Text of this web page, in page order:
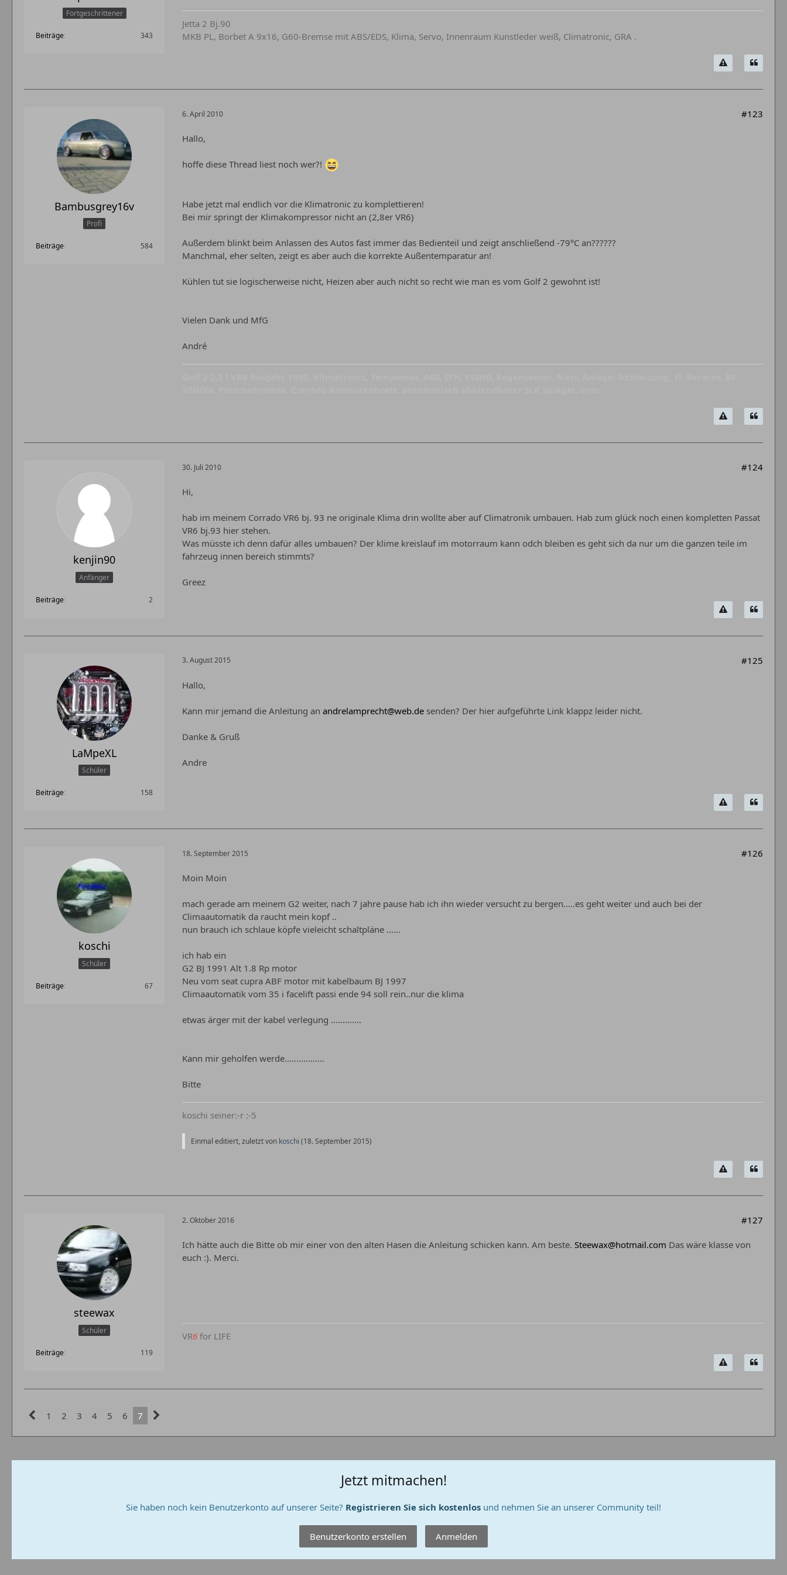
Fortgeschrittener
Beiträge 343
Jetta 2 Bj.90
MKB PL, Borbet A 9x16, G60-Bremse mit ABS/EDS, Klima, Servo, Innenraum Kunstleder weiß, Climatronic, GRA .
Bambusgrey16v
Profi
Beiträge 584
6. April 2010 #123
Hallo,
hoffe diese Thread liest noch wer?!
Habe jetzt mal endlich vor die Klimatronic zu komplettieren!
Bei mir springt der Klimakompressor nicht an (2,8er VR6)
Außerdem blinkt beim Anlassen des Autos fast immer das Bedienteil und zeigt anschließend -79°C an??????
Manchmal, eher selten, zeigt es aber auch die korrekte Außentemparatur an!
Kühlen tut sie logischerweise nicht, Heizen aber auch nicht so recht wie man es vom Golf 2 gewohnt ist!
Vielen Dank und MfG
André
kenjin90
Anfänger
Beiträge 2
30. Juli 2010 #124
Hi,
hab im meinem Corrado VR6 bj. 93 ne originale Klima drin wollte aber auf Climatronik umbauen. Hab zum glück noch einen kompletten Passat
VR6 bj.93 hier stehen.
Was müsste ich denn dafür alles umbauen? Der klime kreislauf im motorraum kann odch bleiben es geht sich da nur um die ganzen teile im
fahrzeug innen bereich stimmts?
Greez
LaMpeXL
Schüler
Beiträge 158
3. August 2015 #125
Hallo,
Kann mir jemand die Anleitung an andrelamprecht@web.de senden? Der hier aufgeführte Link klappz leider nicht.
Danke & Gruß
Andre
koschi
Schüler
Beiträge 67
18. September 2015 #126
Moin Moin
mach gerade am meinem G2 weiter, nach 7 jahre pause hab ich ihn wieder versucht zu bergen.....es geht weiter und auch bei der
Climaautomatik da raucht mein kopf ..
nun brauch ich schlaue köpfe vieleicht schaltpläne ......
ich hab ein
G2 BJ 1991 Alt 1.8 Rp motor
Neu vom seat cupra ABF motor mit kabelbaum BJ 1997
Climaautomatik vom 35 i facelift passi ende 94 soll rein..nur die klima
etwas ärger mit der kabel verlegung .............
Kann mir geholfen werde.................
Bitte
koschi seiner:-r :-5
Einmal editiert, zuletzt von koschi (18. September 2015)
steewax
Schüler
Beiträge 119
2. Oktober 2016 #127
Ich hätte auch die Bitte ob mir einer von den alten Hasen die Anleitung schicken kann. Am beste. Steewax@hotmail.com Das wäre klasse von
euch :). Merci.
VR6 for LIFE
1 2 3 4 5 6 7
Jetzt mitmachen!
Sie haben noch kein Benutzerkonto auf unserer Seite? Registrieren Sie sich kostenlos und nehmen Sie an unserer Community teil!
Benutzerkonto erstellen Anmelden